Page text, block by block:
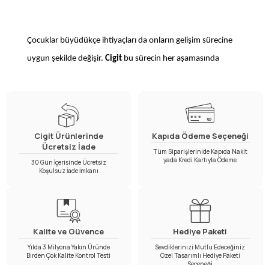
Çocuklar büyüdükçe ihtiyaçları da onların gelişim sürecine
uygun şekilde değişir. Cigitbu sürecin her aşamasında
özgürce hareket edebileceği özel tasarımlarla öne çıkar.
Bu yaş aralığı çocukların en aktif oldukları dönemlerden
birisi olduğundan, oyun oynarken, okula giderken ya da
Cigit’in sunduğu iç giyim ürünleri çocukların enerjik yapısına
uygun şekilde tasarlanmış olup hem konfor hem de sağlık
Cigit Ürünlerinde
Ücretsiz İade
30 Gün İçerisinde Ücretsiz
Koşulsuz İade İmkanı
Kapıda Ödeme Seçeneği
Tüm Siparişlerinide Kapıda Nakit
yada Kredi Kartıyla Ödeme
Kalite ve Güvence
Yılda 3 Milyona Yakın Üründe
Birden Çok Kalite Kontrol Testi
Hediye Paketi
Sevdiklerinizi Mutlu Edeceğiniz
Özel Tasarımlı Hediye Paketi